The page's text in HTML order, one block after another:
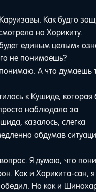
Как будто
на Хорикиту.
единым целым»
не понимаешь?
А что думаешь
к Кушиде,
наблюдала за
казалось, слегка
обдумав
Я думаю, что
Как и Хорикита-сан, я
Но как и